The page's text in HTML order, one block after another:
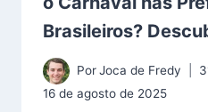
Brasileiros?
PorJoca de Fredy
16 de agosto de 2025